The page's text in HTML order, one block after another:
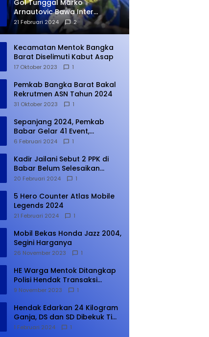
Gol Tunggal Marko
Arnautovic Bawa Inter
Ungguli Atletico Madrid
21 Februari 2024 2
Kecamatan Mentok Bangka
Barat Diselimuti Kabut Asap
17 Oktober 2023 1
Pemkab Bangka Barat Bakal
Rekrutmen ASN Tahun 2024
31 Oktober 2023 1
Sepanjang 2024, Pemkab
Babar Gelar 41 Event,
Meningkat dari Tahun Lalu
6 Februari 2024 1
Kadir Jailani Sebut 2 PPK di
Babar Belum Selesaikan
Rekapitulasi Penghitungan
20 Februari 2024 1
5 Hero Counter Atlas Mobile
Legends 2024
21 Februari 2024 1
Mobil Bekas Honda Jazz 2004,
Segini Harganya
26 November 2023 1
HE Warga Mentok Ditangkap
Polisi Hendak Transaksi
Narkoba di Kampung Tanjung
9 November 2023 1
Hendak Edarkan 24 Kilogram
Ganja, DS dan SD Dibekuk Tim
Gabungan
1 Februari 2024 1